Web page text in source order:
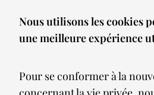
Nous utilisons les cookies
une meilleure expérience
Pour se conformer à la
Nos réalisations
Nos Clients
Meilleures ventes